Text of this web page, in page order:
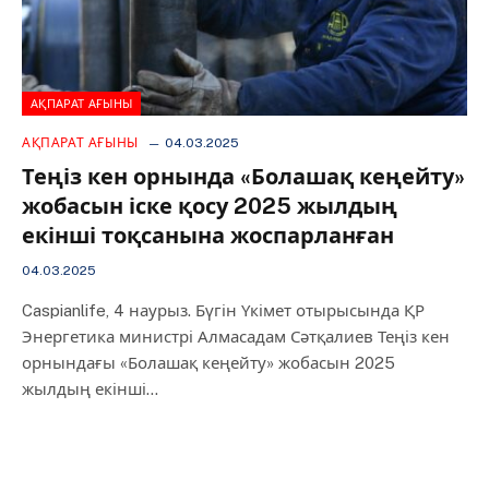
АҚПАРАТ АҒЫНЫ
АҚПАРАТ АҒЫНЫ 04.03.2025
Теңіз кен орнында «Болашақ кеңейту»
жобасын іске қосу 2025 жылдың
екінші тоқсанына жоспарланған
04.03.2025
Caspianlife, 4 наурыз. Бүгін Үкімет отырысында ҚР
Энергетика министрі Алмасадам Сәтқалиев Теңіз кен
орнындағы «Болашақ кеңейту» жобасын 2025
жылдың екінші…